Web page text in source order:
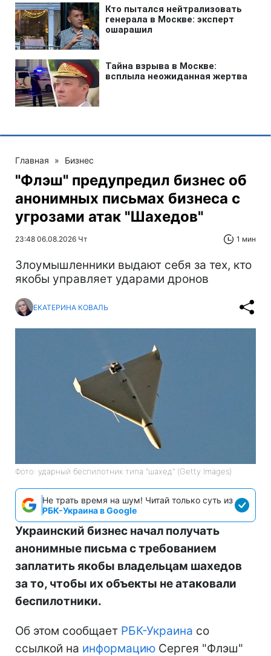
Главная » Бизнес
"Флэш" предупредил бизнес об
анонимных письмах бизнеса с
угрозами атак "Шахедов"
23:48 06.08.2026 Чт 1 мин
Злоумышленники выдают себя за тех, кто
якобы управляет ударами дронов
ЕКАТЕРИНА КОВАЛЬ
Фото: ударный беспилотник типа "шахед" (Getty Images)
Не трать время на шум! Читай только суть из
РБК-Украина в Google
Украинский бизнес начал получать
анонимные письма с требованием
заплатить якобы владельцам шахедов
за то, чтобы их объекты не атаковали
беспилотники.
Об этом сообщает РБК-Украина со
ссылкой на информацию Сергея "Флэш"